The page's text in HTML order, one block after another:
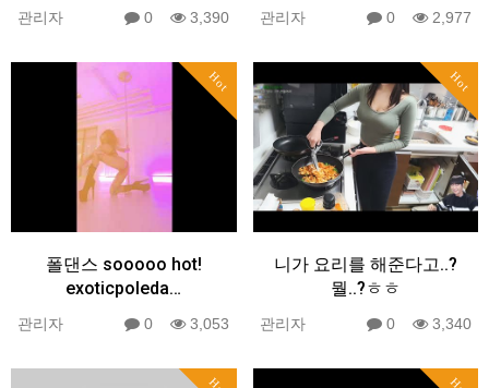
관리자 0 3,390 관리자 0 2,977
Hot
폴댄스 sooooo hot!
exoticpoleda…
관리자 0 3,053
Hot
니가 요리를 해준다고..?
뭘..?ㅎㅎ
관리자 0 3,340